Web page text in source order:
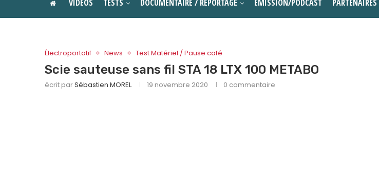
VIDÉOS TESTS DOCUMENTAIRE / REPORTAGE ÉMISSION/PODCAST PARTENAIRES
Électroportatif News Test Matériel / Pause café
Scie sauteuse sans fil STA 18 LTX 100 METABO
écrit parSébastien MOREL 19 novembre 2020 0 commentaire